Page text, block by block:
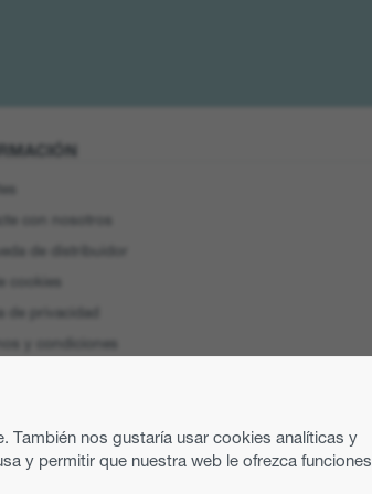
También nos gustaría usar cookies analíticas y
y permitir que nuestra web le ofrezca funciones
con nosotros
de distribuidor
cookies
de privacidad
y condiciones
Access